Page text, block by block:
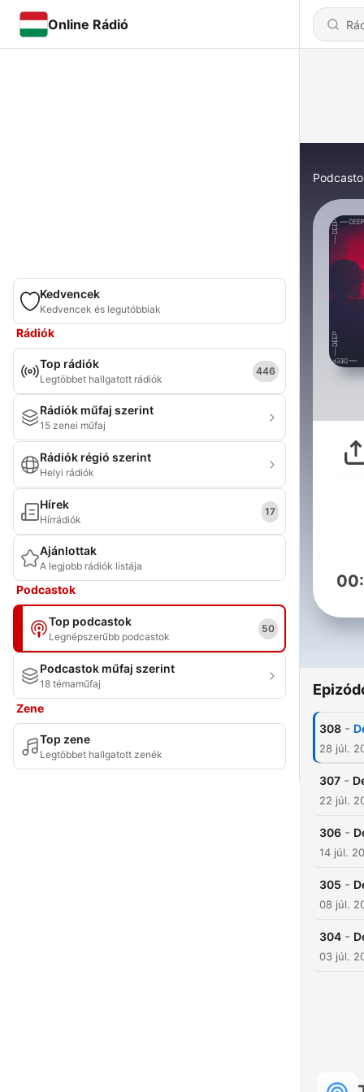
Online Rádió
Kedvencek
Kedvencek és legutóbbiak
Rádiók
Top rádiók
Legtöbbet hallgatott rádiók
446
Rádiók műfaj szerint
15 zenei műfaj
Rádiók régió szerint
Helyi rádiók
Hírek
Hírrádiók
17
Ajánlottak
A legjobb rádiók listája
Podcastok
Top podcastok
Legnépszerűbb podcastok
50
Podcastok műfaj szerint
18 témaműfaj
Zene
Top zene
Legtöbbet hallgatott zenék
308 -
28 júl.
307 -
22 júl.
306 -
14 júl.
305 -
08 júl.
304 -
03 júl.